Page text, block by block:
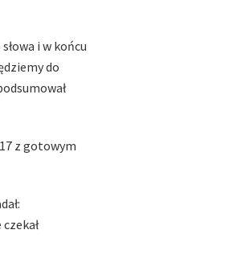
i w końcu
do
z gotowym